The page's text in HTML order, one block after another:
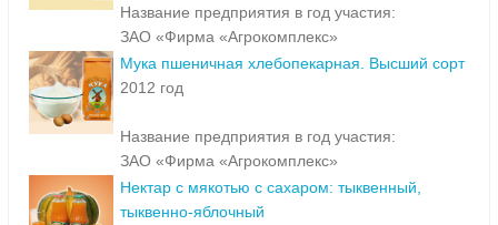
Название предприятия в год участия:
ЗАО «Фирма «Агрокомплекс»
Мука пшеничная хлебопекарная. Высший сорт
2012 год
Название предприятия в год участия:
ЗАО «Фирма «Агрокомплекс»
Нектар с мякотью с сахаром: тыквенный,
тыквенно-яблочный